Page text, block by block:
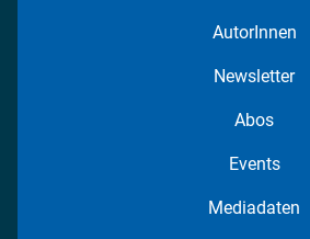
AutorInnen
Newsletter
Abos
Events
Mediadaten